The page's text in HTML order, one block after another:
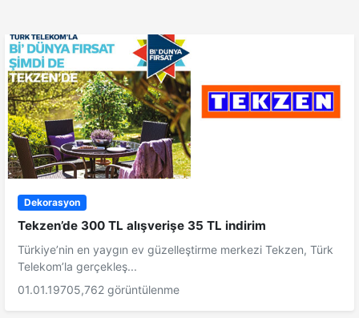
Dekorasyon
Tekzen’de 300 TL alışverişe 35 TL indirim
Türkiye’nin en yaygın ev güzelleştirme merkezi Tekzen, Türk
Telekom’la gerçekleş...
01.01.19705,762 görüntülenme